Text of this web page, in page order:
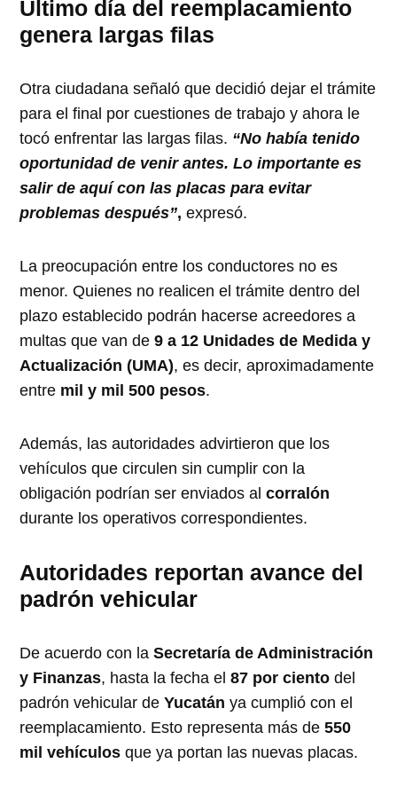
Último día del reemplacamiento
genera largas filas
Otra ciudadana señaló que decidió dejar el trámite
para el final por cuestiones de trabajo y ahora le
tocó enfrentar las largas filas. “No había tenido
oportunidad de venir antes. Lo importante es
salir de aquí con las placas para evitar
problemas después”, expresó.
La preocupación entre los conductores no es
menor. Quienes no realicen el trámite dentro del
plazo establecido podrán hacerse acreedores a
multas que van de9 a 12 Unidades de Medida y
Actualización (UMA), es decir, aproximadamente
entre mil y mil 500 pesos.
Además, las autoridades advirtieron que los
vehículos que circulen sin cumplir con la
obligación podrían ser enviados alcorralón
durante los operativos correspondientes.
Autoridades reportan avance del
padrón vehicular
De acuerdo con laSecretaría de Administración
y Finanzas, hasta la fecha el87 por ciento del
padrón vehicular deYucatán ya cumplió con el
reemplacamiento. Esto representa más de550
mil vehículos que ya portan las nuevas placas.